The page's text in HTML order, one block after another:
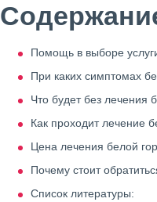
Помощь в выборе
При каких симптомах
Что будет без лечения
Как проходит лечение
Цена лечения белой
Почему стоит
Список литературы: